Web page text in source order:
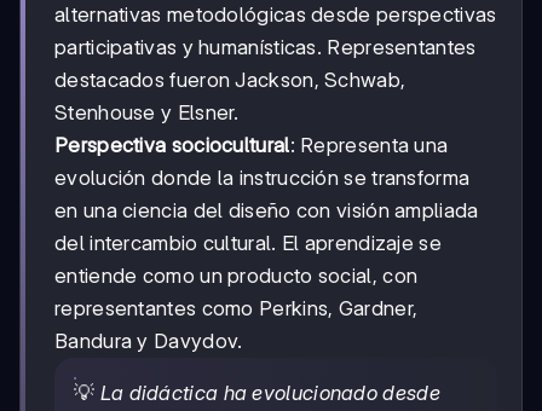
alternativas metodológicas desde perspectivas
participativas y humanísticas. Representantes
destacados fueron Jackson, Schwab,
Stenhouse y Elsner.
Perspectiva sociocultural: Representa una
evolución donde la instrucción se transforma
en una ciencia del diseño con visión ampliada
del intercambio cultural. El aprendizaje se
entiende como un producto social, con
representantes como Perkins, Gardner,
Bandura y Davydov.
💡 La didáctica ha evolucionado desde